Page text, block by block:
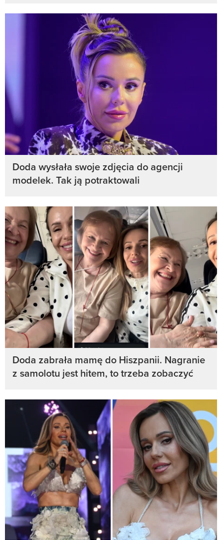
Doda wysłała swoje zdjęcia do agencji
modelek. Tak ją potraktowali
Doda zabrała mamę do Hiszpanii. Nagranie
z samolotu jest hitem, to trzeba zobaczyć